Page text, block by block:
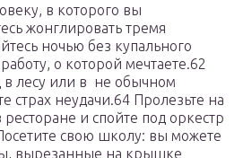
в которого вы
жонглировать тремя
ночью без купального
о которой мечтаете.62
в лесу или в не обычном
страх неудачи.64 Пролезьте на
и спойте под оркестр
свою школу: вы можете
вырезанные на крышке